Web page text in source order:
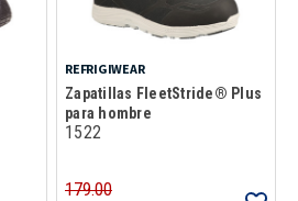
REFRIGIWEAR
Zapatillas FleetStride® Plus
para hombre
1522
179.00